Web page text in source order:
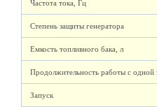
Частота тока, Гц
Степень защиты генератора
Емкость топливного бака, л
Продолжительность работы с одной
Запуск